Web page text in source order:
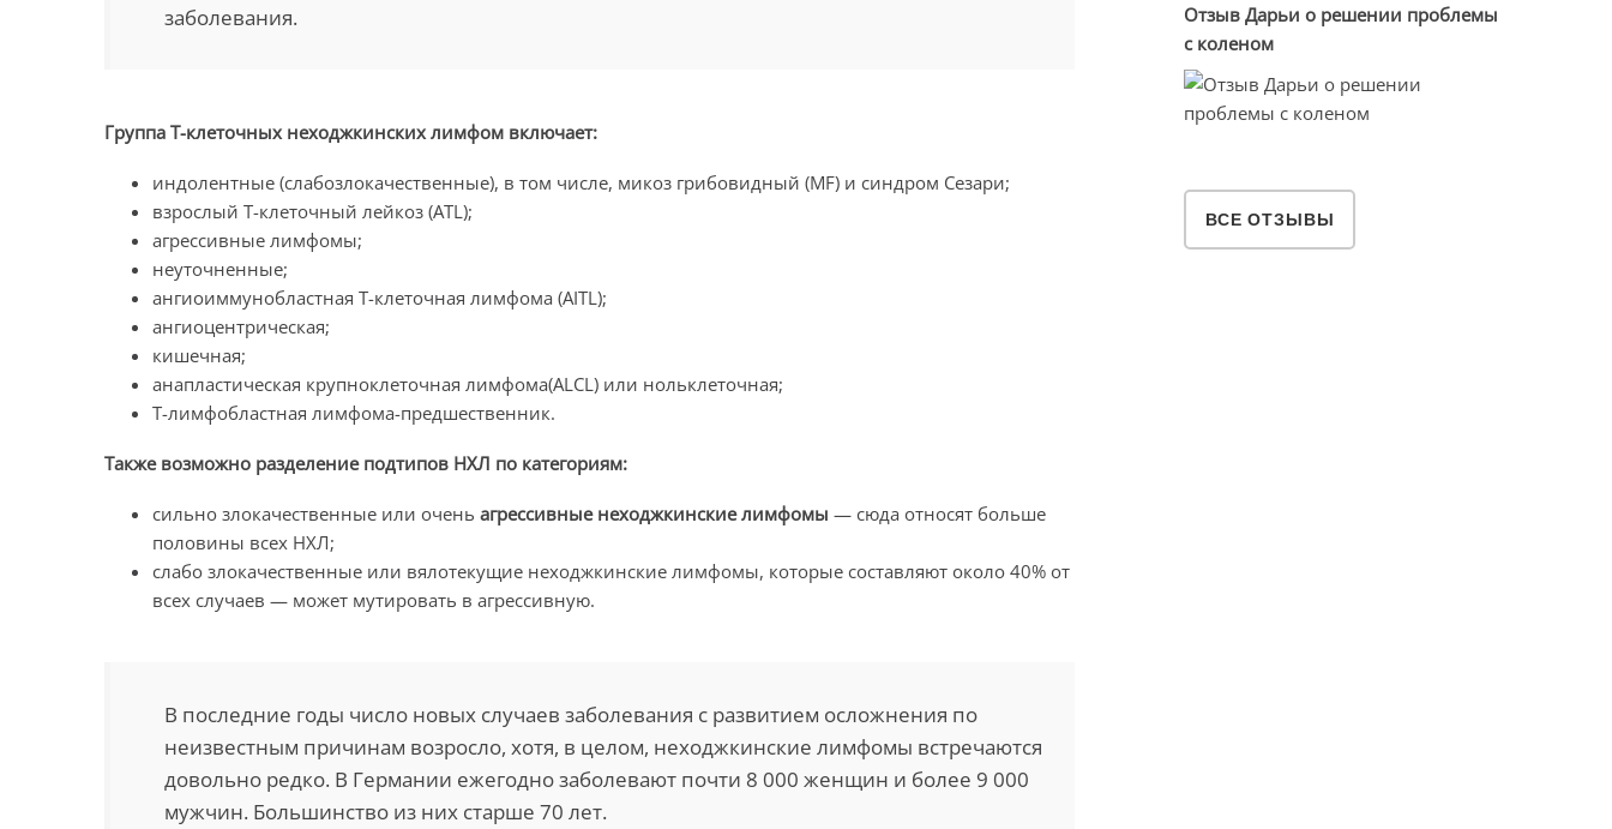
заболевания.
Группа Т-клеточных неходжкинских лимфом включает:
индолентные (слабозлокачественные), в том числе, микоз грибовидный (MF) и синдром Сезари;
взрослый Т-клеточный лейкоз (ATL);
агрессивные лимфомы;
неуточненные;
ангиоиммунобластная Т-клеточная лимфома (AITL);
ангиоцентрическая;
кишечная;
анапластическая крупноклеточная лимфома(ALCL) или нольклеточная;
Т-лимфобластная лимфома-предшественник.
Также возможно разделение подтипов НХЛ по категориям:
сильно злокачественные или очень агрессивные неходжкинские лимфомы — сюда относят больше
половины всех НХЛ;
слабо злокачественные или вялотекущие неходжкинские лимфомы, которые составляют около 40% от
всех случаев — может мутировать в агрессивную.
В последние годы число новых случаев заболевания с развитием осложнения по
неизвестным причинам возросло, хотя, в целом, неходжкинские лимфомы встречаются
довольно редко. В Германии ежегодно заболевают почти 8 000 женщин и более 9 000
мужчин. Большинство из них старше 70 лет.
Отзыв Дарьи о решении проблемы
с коленом
ВСЕ ОТЗЫВЫ